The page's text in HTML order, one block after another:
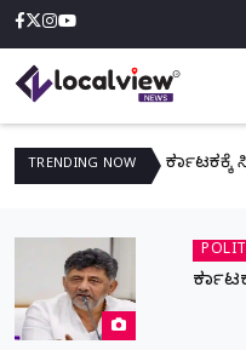
TRENDING NOW